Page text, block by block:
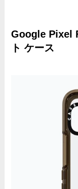
Google Pixel
ト ケース